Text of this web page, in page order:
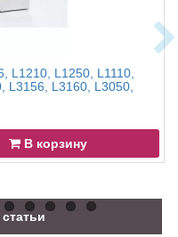
L1210, L1250, L1110,
L3156, L3160, L3050,
В корзину